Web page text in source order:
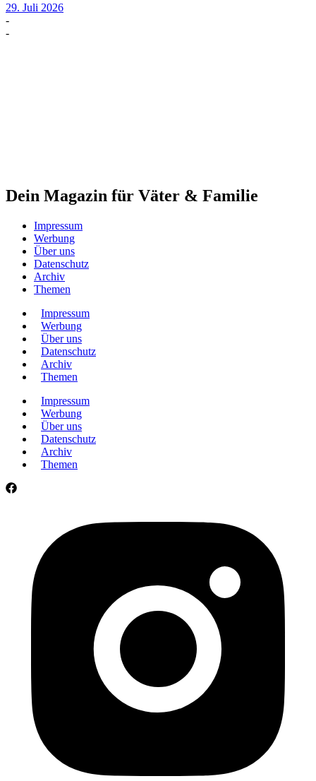
29. Juli 2026
-
-
Dein Magazin für Väter & Familie
Impressum
Werbung
Über uns
Datenschutz
Archiv
Themen
Impressum
Werbung
Über uns
Datenschutz
Archiv
Themen
Impressum
Werbung
Über uns
Datenschutz
Archiv
Themen